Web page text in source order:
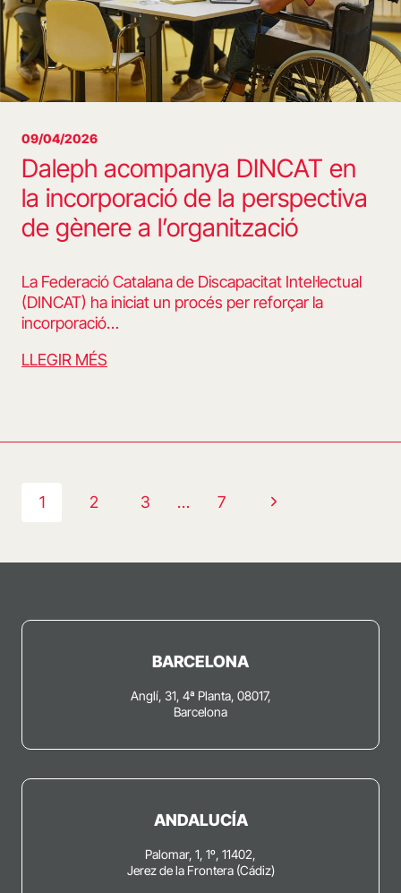
09/04/2026
Daleph acompanya DINCAT en
la incorporació de la perspectiva
de gènere a l’organització
La Federació Catalana de Discapacitat Intel·lectual
(DINCAT) ha iniciat un procés per reforçar la
incorporació…
LLEGIR MÉS
Navegació
pàgines
1 2 3 … 7
Pàgina
BARCELONA
Anglí, 31, 4ª Planta, 08017,
Barcelona
ANDALUCÍA
Palomar, 1, 1º, 11402,
Jerez de la Frontera (Cádiz)